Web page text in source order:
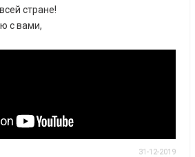
стране!
с вами,
31-12-2019